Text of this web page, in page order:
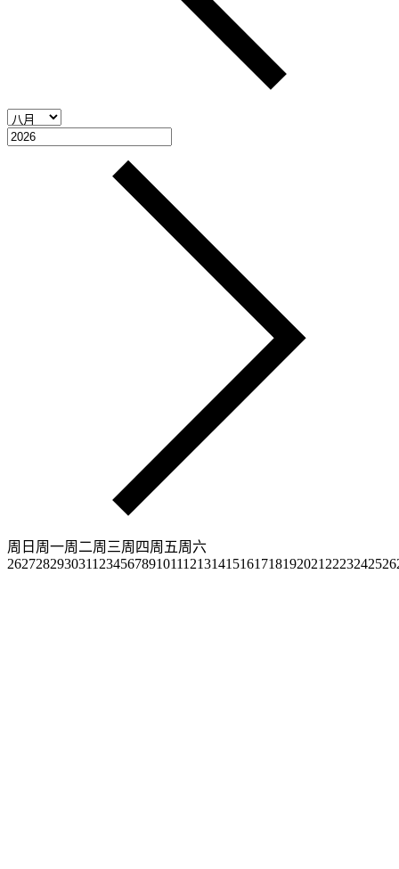
周日 周一周二周三周四周五周六
2627282930311 23456789101112131415161718192021 2223242526